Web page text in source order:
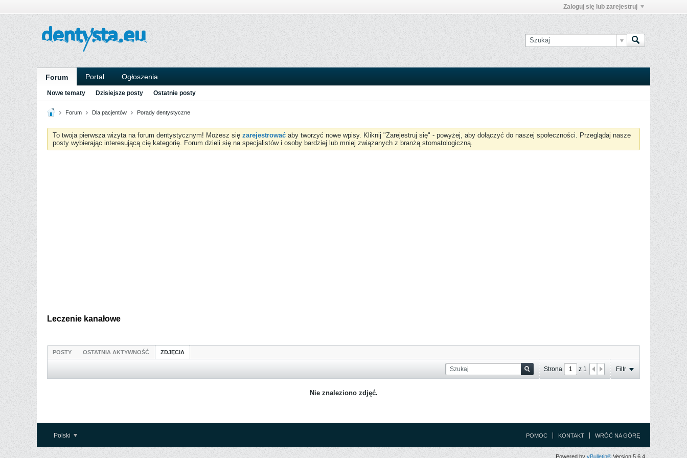
Zaloguj się lub zarejestruj
Forum Portal Ogłoszenia
Nowe tematy Dzisiejsze posty Ostatnie posty
Forum Dla pacjentów Porady dentystyczne
To twoja pierwsza wizyta na forum dentystycznym! Możesz się zarejestrować aby tworzyć nowe wpisy. Kliknij "Zarejestruj się" - powyżej, aby dołączyć do naszej społeczności. Przeglądaj nasze
posty wybierając interesującą cię kategorię. Forum dzieli się na specjalistów i osoby bardziej lub mniej związanych z branżą stomatologiczną.
Leczenie kanałowe
POSTY OSTATNIA AKTYWNOŚĆ ZDJĘCIA
Strona z 1 Filtr
Nie znaleziono zdjęć.
Polski POMOC KONTAKT WRÓĆ NA GÓRĘ
Powered by vBulletin® Version 5.6.4